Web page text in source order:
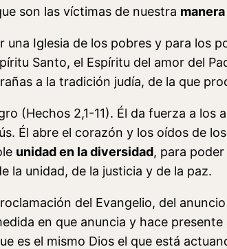
son las víctimas de nuestra
una Iglesia de los pobres y para los
Santo, el Espíritu del amor del
a la tradición judía, de la que
(Hechos 2,1-11). Él da fuerza a
Él abre el corazón y los oídos de
unidad en la diversidad, para
la unidad, de la justicia y de la paz.
del Evangelio, del
en que anuncia y hace
es el mismo Dios el que está